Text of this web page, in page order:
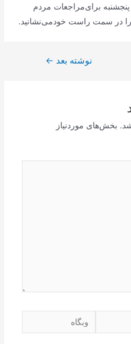
برای‌مراجعات‌ مردم‌
در سمت‌ راست‌ خودمی‌نشانید.
نوشته بعد ←
بخش‌های موردنیاز
وبگاه